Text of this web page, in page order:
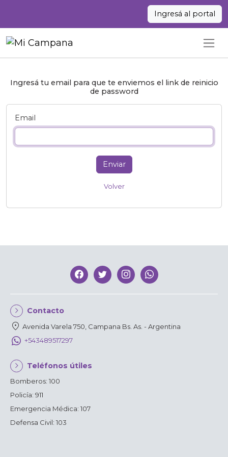
Ingresá al portal
Ingresá tu email para que te enviemos el link de reinicio
de password
Email
Enviar
Volver
chevron_right Contacto
location_on Avenida Varela 750, Campana Bs. As. - Argentina
+543489517297
chevron_right Teléfonos útiles
Bomberos: 100
Policía: 911
Emergencia Médica: 107
Defensa Civil: 103